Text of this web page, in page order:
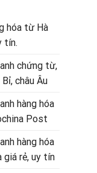
hóa từ Hà
tín.
chứng từ,
châu Âu
hàng hóa
Post
hàng hóa
giá rẻ, uy tín